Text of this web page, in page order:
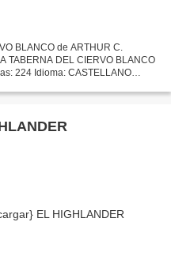
BLANCO de ARTHUR C.
TABERNA DEL CIERVO BLANCO
224 Idioma: CASTELLANO